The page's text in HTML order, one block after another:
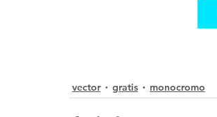
vector
gratis monocromo